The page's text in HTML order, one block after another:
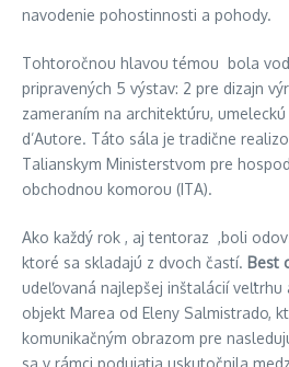
navodenie pohostinnosti a pohody.
Tohtoročnou hlavou témou bola
pripravených 5 výstav: 2 pre dizajn
zameraním na architektúru,
d’Autore. Táto sála je tradične
Talianskym Ministerstvom pre
obchodnou komorou (ITA).
Ako každý rok , aj tentoraz ,boli
ktoré sa skladajú z dvoch častí. Best
udeľovaná najlepšej inštalácií veľtrhu
objekt Marea od Eleny Salmistrado,
komunikačným obrazom pre
sa v rámci podujatia uskutočnila